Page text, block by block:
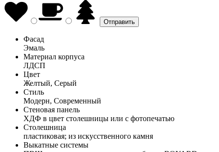
Фасад
Эмаль
Материал корпуса
ЛДСП
Цвет
Желтый, Серый
Стиль
Модерн, Современный
Стеновая панель
ХДФ в цвет столешницы или с фотопечатью
Столешница
пластиковая; из искусственного камня
Выкатные системы